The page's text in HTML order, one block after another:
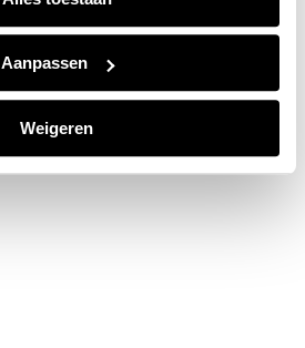
Aanpassen
Weigeren